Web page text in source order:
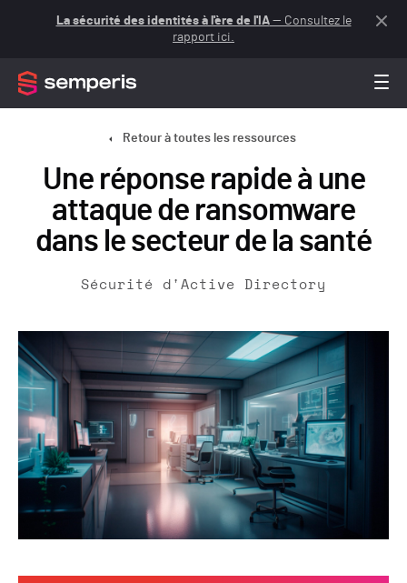
La sécurité des identités à l'ère de l'IA— Consultez le
rapport ici.
Retour à toutes les ressources
Une réponse rapide à une
attaque de ransomware
dans le secteur de la santé
Sécurité d'Active Directory